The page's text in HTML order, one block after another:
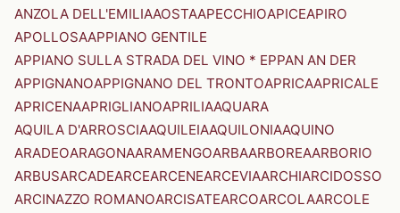
ANZOLA DELL'EMILIAAOSTAAPECCHIOAPICEAPIRO
APOLLOSAAPPIANO GENTILE
APPIANO SULLA STRADA DEL VINO * EPPAN AN DER
APPIGNANOAPPIGNANO DEL TRONTOAPRICAAPRICALE
APRICENAAPRIGLIANOAPRILIAAQUARA
AQUILA D'ARROSCIAAQUILEIAAQUILONIAAQUINO
ARADEOARAGONAARAMENGOARBAARBOREAARBORIO
ARBUSARCADEARCEARCENEARCEVIAARCHIARCIDOSSO
ARCINAZZO ROMANOARCISATEARCOARCOLAARCOLE